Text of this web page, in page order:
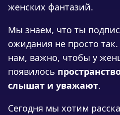
женских фантазий.
Мы знаем, что ты
ожидания не просто
нам, важно, чтобы у
появилось
слышат и уважают.
Сегодня мы хотим